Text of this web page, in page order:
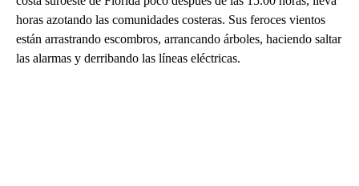
horas azotando las comunidades costeras. Sus feroces vientos
están arrastrando escombros, arrancando árboles, haciendo saltar
las alarmas y derribando las líneas eléctricas.